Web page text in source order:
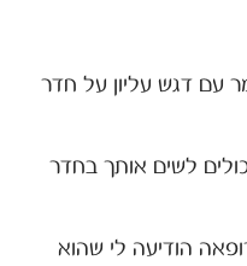
עם דגש עליון על חדר
לשים אותך בחדר
הודיעה לי שהוא